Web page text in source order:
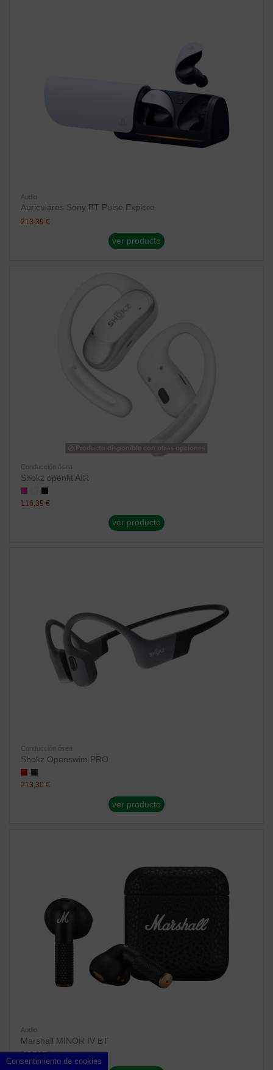
Audio
Auriculares Sony BT Pulse Explore
213,39 €
ver producto
Producto disponible con otras opciones
Conducción ósea
Shokz openfit AIR
116,39 €
ver producto
Conducción ósea
Shokz Openswim PRO
213,30 €
ver producto
Audio
Marshall MINOR IV BT
106,69 €
Consentimiento de cookies